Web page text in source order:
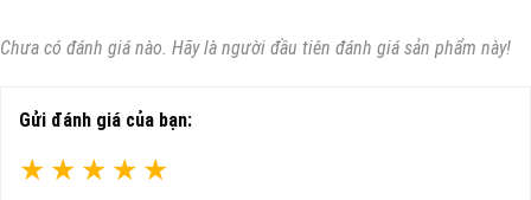
Chưa có đánh giá nào. Hãy là người đầu tiên đánh giá sản phẩm này!
Gửi đánh giá của bạn:
★ ★ ★ ★ ★